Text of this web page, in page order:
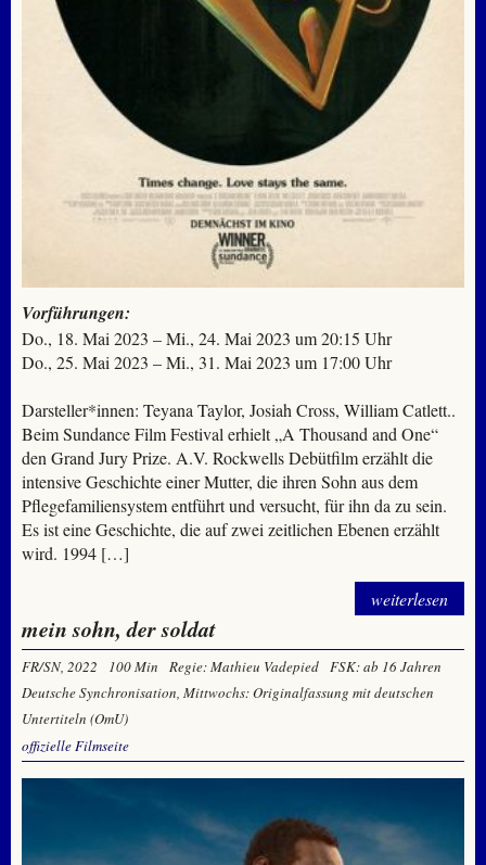
Vorführungen:
Do., 18. Mai 2023 – Mi., 24. Mai 2023 um 20:15 Uhr
Do., 25. Mai 2023 – Mi., 31. Mai 2023 um 17:00 Uhr
Darsteller*innen: Teyana Taylor, Josiah Cross, William Catlett..
Beim Sundance Film Festival erhielt „A Thousand and One“
den Grand Jury Prize. A.V. Rockwells Debütfilm erzählt die
intensive Geschichte einer Mutter, die ihren Sohn aus dem
Pflegefamiliensystem entführt und versucht, für ihn da zu sein.
Es ist eine Geschichte, die auf zwei zeitlichen Ebenen erzählt
wird. 1994 […]
weiterlesen
mein sohn, der soldat
FR/SN, 2022 100 Min Regie: Mathieu Vadepied FSK: ab 16 Jahren
Deutsche Synchronisation, Mittwochs: Originalfassung mit deutschen
Untertiteln (OmU)
offizielle Filmseite